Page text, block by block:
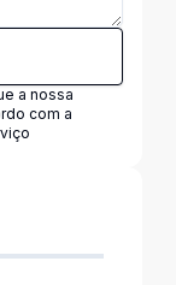
a nossa
com a